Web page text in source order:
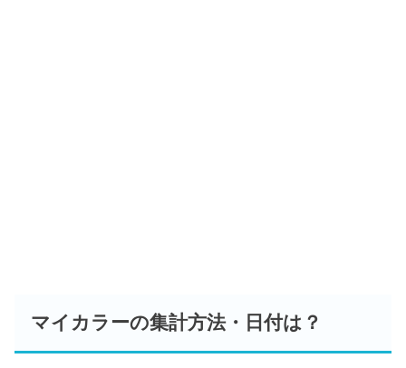
マイカラーの集計方法・日付は？